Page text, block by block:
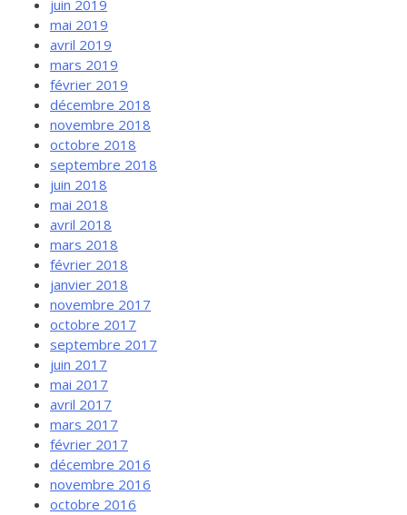
juin 2019
mai 2019
avril 2019
mars 2019
février 2019
décembre 2018
novembre 2018
octobre 2018
septembre 2018
juin 2018
mai 2018
avril 2018
mars 2018
février 2018
janvier 2018
novembre 2017
octobre 2017
septembre 2017
juin 2017
mai 2017
avril 2017
mars 2017
février 2017
décembre 2016
novembre 2016
octobre 2016